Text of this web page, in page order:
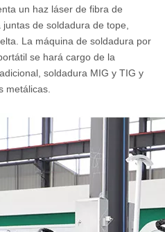
un haz láser de fibra de
de soldadura de tope,
La máquina de soldadura por
se hará cargo de la
soldadura MIG y TIG y
metálicas.